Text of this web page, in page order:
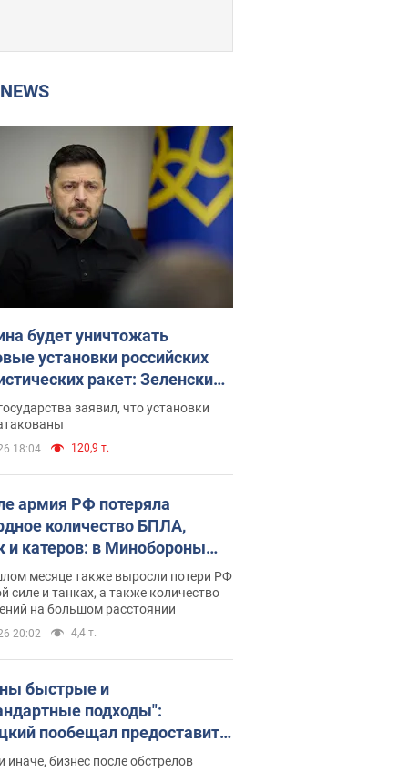
NEWS
будет уничтожать
установки российских
ракет: Зеленский
заседание СНБО
заявил, что установки
18:04 120,9 т.
армия РФ потеряла
количество БПЛА,
и катеров: в Минобороны
статистику
месяце также выросли потери РФ
силе и танках, а также количество
на большом расстоянии
20:02 4,4 т.
быстрые и
подходы":
пообещал предоставить
приоритетный доступ к
иначе, бизнес после обстрелов